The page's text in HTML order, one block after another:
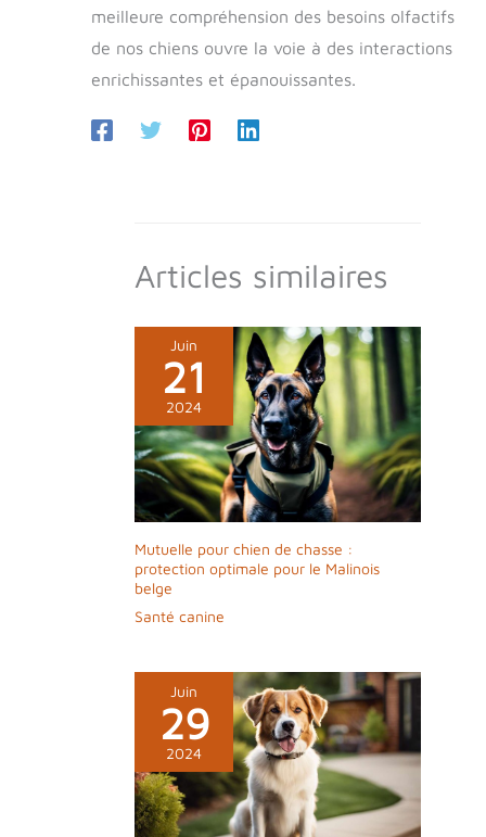
meilleure compréhension des besoins olfactifs
de nos chiens ouvre la voie à des interactions
enrichissantes et épanouissantes.
Articles similaires
Juin
21
2024
Mutuelle pour chien de chasse :
protection optimale pour le Malinois
belge
Santé canine
Juin
29
2024